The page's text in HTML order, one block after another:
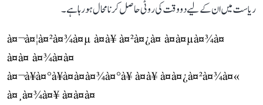
ریاست میں ان کے لیے دو وقت کی روٹی حاصل کرنا محال ہو رہا ہے۔
à¤¬à¤¦à¤²à¤¾à¤µ à¤à¥ à¤²à¤¿à¤ à¤à¤µà¤¾à¤
à¤à¤ à¤¾à¤à¤
à¤¬à¥à¤°à¥à¤à¤à¤¾à¤°à¥ à¤à¥ à¤à¤¿à¤²à¤¾à¤«
à¤¸à¤¾à¤¥ à¤à¤à¤